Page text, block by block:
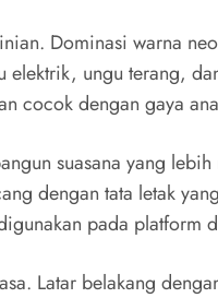
Dominasi warna
ungu terang,
dengan gaya
suasana yang
dengan tata letak
pada platform
Latar belakang